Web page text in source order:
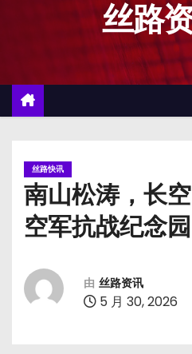
丝路
丝路快讯
南山松涛，长
空军抗战纪念园
由 丝路资讯
5 月 30, 2026